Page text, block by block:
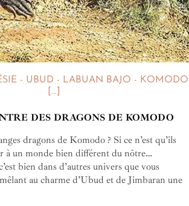
- UBUD - LABUAN BAJO - KOMODO
[...]
DES DRAGONS DE KOMODO
dragons de Komodo ? Si ce n’est qu’ils
à un monde bien différent du nôtre…
bien dans d’autres univers que vous
au charme d’Ubud et de Jimbaran une
méconnues du Parc national de Komodo !